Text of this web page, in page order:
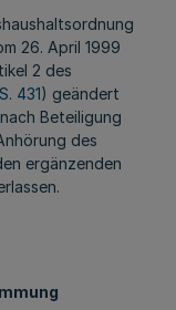
26. April 1999
2 des
431) geändert
Beteiligung
des
ergänzenden